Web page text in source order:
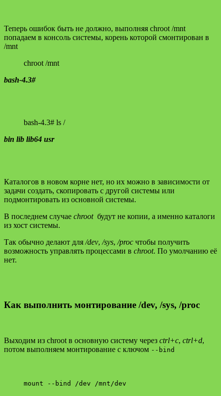
Теперь ошибок быть не должно, выполняя chroot /mnt
попадаем в консоль системы, корень которой смонтирован в
/mnt
chroot /mnt
bash-4.3#
bash-4.3# ls /
bin lib lib64 usr
Каталогов в новом корне нет, но их можно в зависимости от
задачи создать, скопировать с другой системы или
подмонтировать из основной системы.
В последнем случае chrootбудут не копии, а именно каталоги
из хост системы.
Так обычно делают для /dev, /sys, /proc чтобы получить
возможность управлять процессами в chroot. По умолчанию её
нет.
Как выполнить монтирование /dev, /sys, /proc
Выходим из chroot в основную систему через ctrl+c, ctrl+d,
потом выполняем монтирование с ключом --bind
mount --bind /dev /mnt/dev